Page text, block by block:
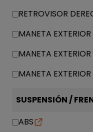
RETROVISOR
MANETA
MANETA
MANETA
SUSPENSIÓN /
ABS